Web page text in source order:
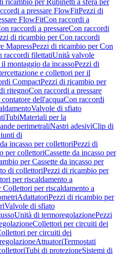
ricambio per Rubinetti a sfera per
a pressare FlowFitPezzi di
FlowFitCon raccordi a
raccordi a pressareCon raccordi
di ricambio per Con raccordi
MapressPezzi di ricambio per Con
raccordi filettatiUnità valvole
montaggio da incassoPezzi di
e collettori per il
CompactPezzi di ricambio per
ritegnoCon raccordi a pressare
dell'acquaCon raccordi
Valvole di sfiato
TubiMateriali per la
perimetraliNastri adesiviClip di
di
incasso per collettoriPezzi di
per collettoriCassette da incasso per
per Cassette da incasso per
di collettoriPezzi di ricambio per
per riscaldamento a
per riscaldamento a
AdattatoriPezzi di ricambio per
Valvole di sfiato
Unità di termoregolazionePezzi
Collettori per circuiti dei
per circuiti dei
AttuatoriTermostati
Tubi di protezioneSistemi di